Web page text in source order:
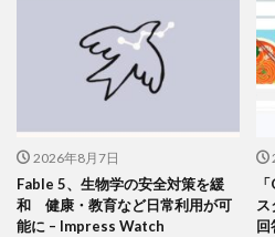
2026年8月7日
Fable 5、生物学の安全対策を緩
和 健康・教育など日常利用が可
能に – Impress Watch